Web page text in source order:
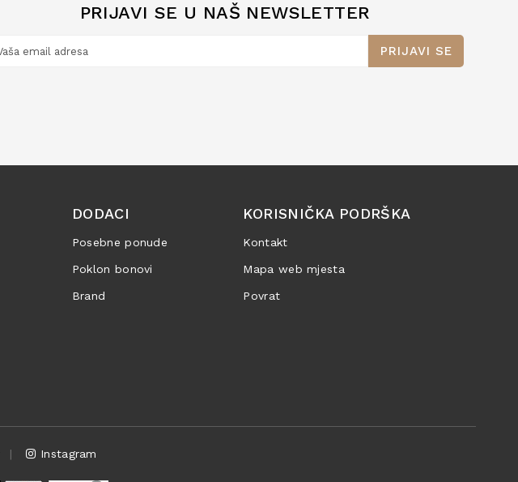
PRIJAVI SE U NAŠ NEWSLETTER
PRIJAVI SE
DODACI
Posebne ponude
Poklon bonovi
Brand
KORISNIČKA PODRŠKA
Kontakt
Mapa web mjesta
Povrat
Instagram